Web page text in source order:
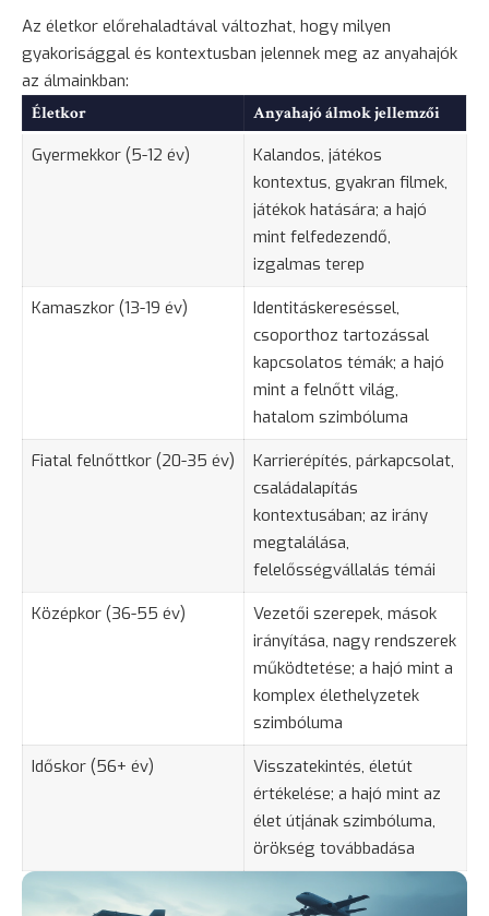
Az életkor előrehaladtával változhat, hogy milyen
gyakorisággal és kontextusban jelennek meg az anyahajók
az álmainkban:
Életkor Anyahajó álmok jellemzői
Gyermekkor (5-12 év)
Kalandos, játékos
kontextus, gyakran filmek,
játékok hatására; a hajó
mint felfedezendő,
izgalmas terep
Kamaszkor (13-19 év)
Identitáskereséssel,
csoporthoz tartozással
kapcsolatos témák; a hajó
mint a felnőtt világ,
hatalom szimbóluma
Fiatal felnőttkor (20-35 év)
Karrierépítés, párkapcsolat,
családalapítás
kontextusában; az irány
megtalálása,
felelősségvállalás témái
Középkor (36-55 év)
Vezetői szerepek, mások
irányítása, nagy rendszerek
működtetése; a hajó mint a
komplex élethelyzetek
szimbóluma
Időskor (56+ év)
Visszatekintés, életút
értékelése; a hajó mint az
élet útjának szimbóluma,
örökség továbbadása